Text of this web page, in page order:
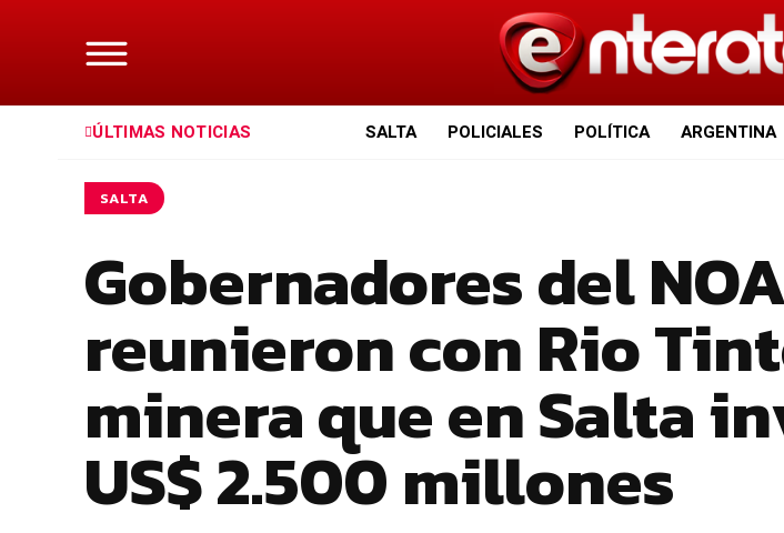
ÚLTIMAS NOTICIAS SALTA POLICIALES POLÍTICA ARGENTINA
SALTA
Gobernadores del
reunieron con Rio
minera que en Salta
US$ 2.500 millones